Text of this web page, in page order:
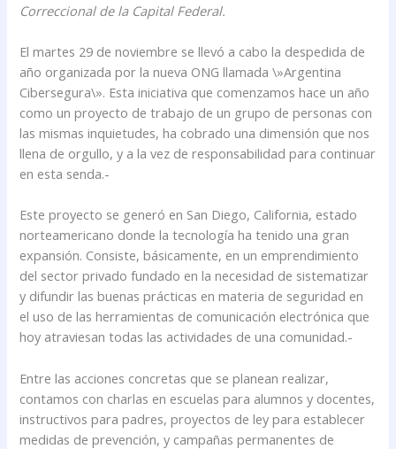
Correccional de la Capital Federal.
El martes 29 de noviembre se llevó a cabo la despedida de
año organizada por la nueva ONG llamada \»Argentina
Cibersegura\». Esta iniciativa que comenzamos hace un año
como un proyecto de trabajo de un grupo de personas con
las mismas inquietudes, ha cobrado una dimensión que nos
llena de orgullo, y a la vez de responsabilidad para continuar
en esta senda.-
Este proyecto se generó en San Diego, California, estado
norteamericano donde la tecnología ha tenido una gran
expansión. Consiste, básicamente, en un emprendimiento
del sector privado fundado en la necesidad de sistematizar
y difundir las buenas prácticas en materia de seguridad en
el uso de las herramientas de comunicación electrónica que
hoy atraviesan todas las actividades de una comunidad.-
Entre las acciones concretas que se planean realizar,
contamos con charlas en escuelas para alumnos y docentes,
instructivos para padres, proyectos de ley para establecer
medidas de prevención, y campañas permanentes de